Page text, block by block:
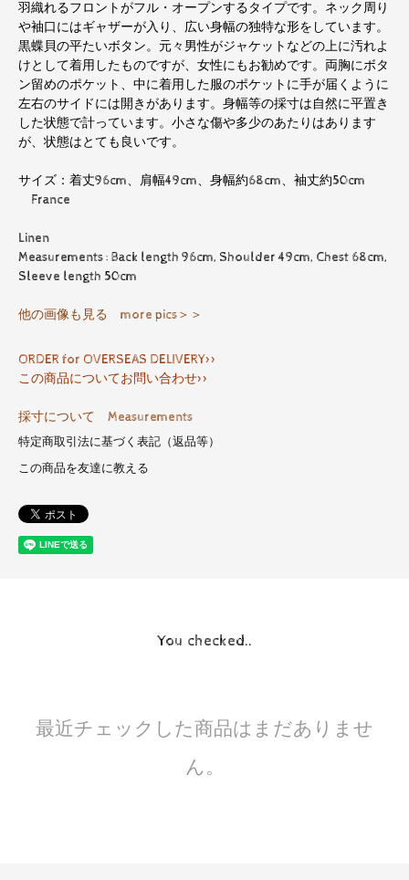
羽織れるフロントがフル・オープンするタイプです。ネック周り
や袖口にはギャザーが入り、広い身幅の独特な形をしています。
黒蝶貝の平たいボタン。元々男性がジャケットなどの上に汚れよ
けとして着用したものですが、女性にもお勧めです。両胸にボタ
ン留めのポケット、中に着用した服のポケットに手が届くように
左右のサイドには開きがあります。身幅等の採寸は自然に平置き
した状態で計っています。小さな傷や多少のあたりはあります
が、状態はとても良いです。
サイズ：着丈96cm、肩幅49cm、身幅約68cm、袖丈約50cm
France
Linen
Measurements : Back length 96cm, Shoulder 49cm, Chest 68cm,
Sleeve length 50cm
他の画像も見る more pics＞＞
ORDER for OVERSEAS DELIVERY>>
この商品についてお問い合わせ>>
採寸について Measurements
特定商取引法に基づく表記（返品等）
この商品を友達に教える
You checked..
最近チェックした商品はまだありませ
ん。